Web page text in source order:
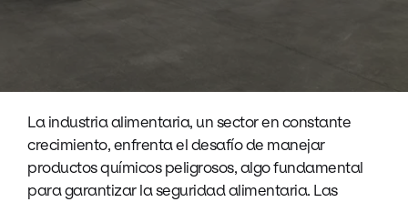
La industria alimentaria, un sector en constante
crecimiento, enfrenta el desafío de manejar
productos químicos peligrosos, algo fundamental
para garantizar la seguridad alimentaria. Las